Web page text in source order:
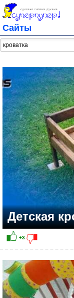
Сайты
Детская